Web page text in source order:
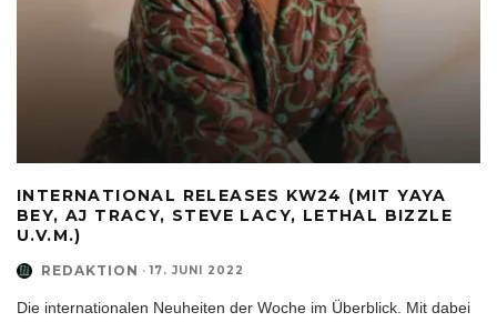
INTERNATIONAL RELEASES KW24 (MIT YAYA
BEY, AJ TRACY, STEVE LACY, LETHAL BIZZLE
U.V.M.)
REDAKTION · 17. JUNI 2022
Die internationalen Neuheiten der Woche im Überblick. Mit dabei